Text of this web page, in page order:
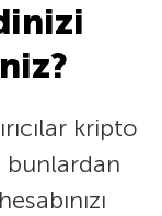
kripto
bunlardan